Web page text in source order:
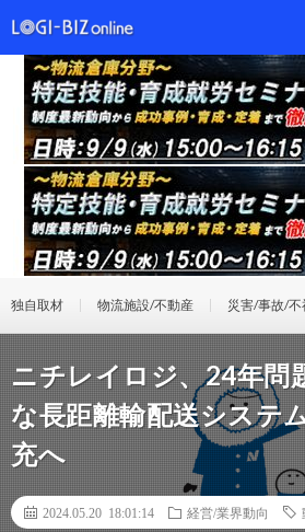
独自取材 物流施設/不動産 災害/事故/不
ニチレイロジ、24年問
な長距離輸配送システ
充へ
2024.05.20 18:01:14 経営/業界動向